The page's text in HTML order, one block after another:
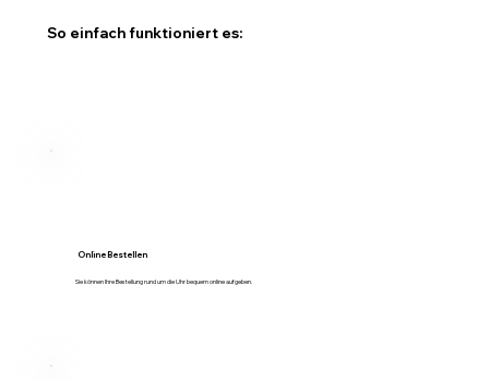
So einfach funktioniert es:
Online Bestellen
Sie können Ihre Bestellung rund um die Uhr bequem online aufgeben.